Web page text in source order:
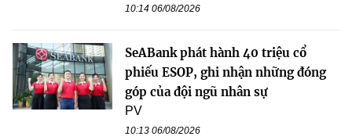
10:14 06/08/2026
SeABank phát hành 40 triệu cổ
phiếu ESOP, ghi nhận những đóng
góp của đội ngũ nhân sự
PV
10:13 06/08/2026